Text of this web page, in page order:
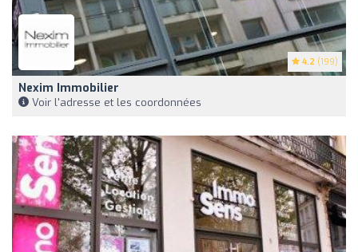
4.2 (199)
Nexim Immobilier
Voir l'adresse et les coordonnées